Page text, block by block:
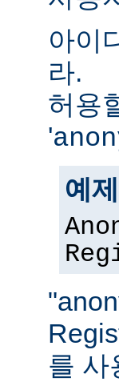
아이
라.
허용
'
예
를 사